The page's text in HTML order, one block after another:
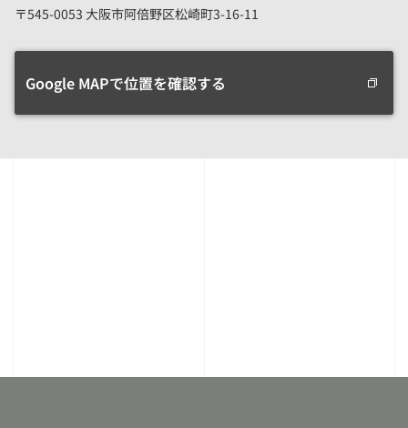
〒545-0053 大阪市阿倍野区松崎町3-16-11
Google MAPで位置を確認する